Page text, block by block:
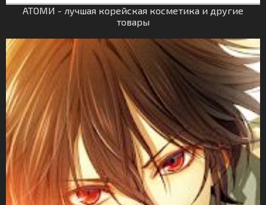
АТОМИ - лучшая корейская косметика и другие
товары